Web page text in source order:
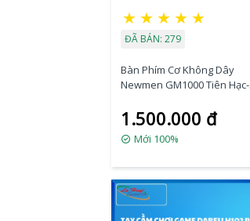
★ ★ ★ ★ ★
ĐÃ BÁN: 279
Bàn Phím Cơ Không Dây
Newmen GM1000 Tiên Hạc-
1.500.000 đ
Mới 100%